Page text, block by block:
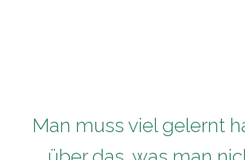
Man muss viel gelernt